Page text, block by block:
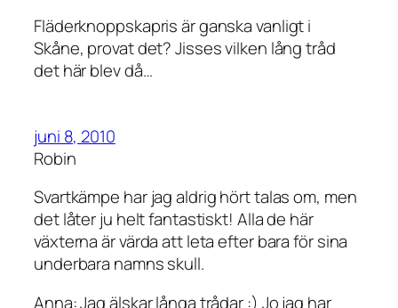
Fläderknoppskapris är ganska vanligt i
Skåne, provat det? Jisses vilken lång tråd
det här blev då…
juni 8, 2010
Robin
Svartkämpe har jag aldrig hört talas om, men
det låter ju helt fantastiskt! Alla de här
växterna är värda att leta efter bara för sina
underbara namns skull.
Anna: Jag älskar långa trådar :) Jo jag har